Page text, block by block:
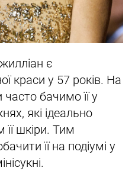
є
краси у 57 років. На
бачимо її у
які ідеально
шкіри. Тим
її на подіумі у